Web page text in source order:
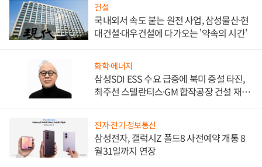
건설
국내외서 속도 붙는 원전 사업, 삼성물산·현
대건설·대우건설에 다가오는 '약속의 시간'
화학·에너지
삼성SDI ESS 수요 급증에 북미 증설 타진,
최주선 스텔란티스·GM 합작공장 건설 재추
전자·전기·정보통신
삼성전자, 갤럭시Z 폴드8 사전예약 개통 8
월31일까지 연장